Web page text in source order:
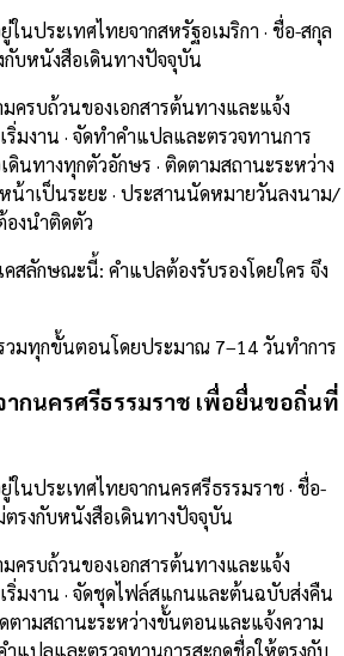
นประเทศไทยจากสหรัฐอเมริกา · ชื่อ-สกุล
กับหนังสือเดินทางปัจจุบัน
มครบถ้วนของเอกสารต้นทางและแจ้ง
มงาน · จัดทำคำแปลและตรวจทานการ
นทางทุกตัวอักษร · ติดตามสถานะระหว่าง
าเป็นระยะ · ประสานนัดหมายวันลงนาม/
องนำติดตัว
คสลักษณะนี้: คำแปลต้องรับรองโดยใคร จึง
วมทุกขั้นตอนโดยประมาณ 7–14 วันทำการ
กนครศรีธรรมราช เพื่อยื่นขอถิ่นที่
นประเทศไทยจากนครศรีธรรมราช · ชื่อ-
ตรงกับหนังสือเดินทางปัจจุบัน
มครบถ้วนของเอกสารต้นทางและแจ้ง
ริ่มงาน · จัดชุดไฟล์สแกนและต้นฉบับส่งคืน
ตามสถานะระหว่างขั้นตอนและแจ้งความ
ำแปลและตรวจทานการสะกดชื่อให้ตรงกับ